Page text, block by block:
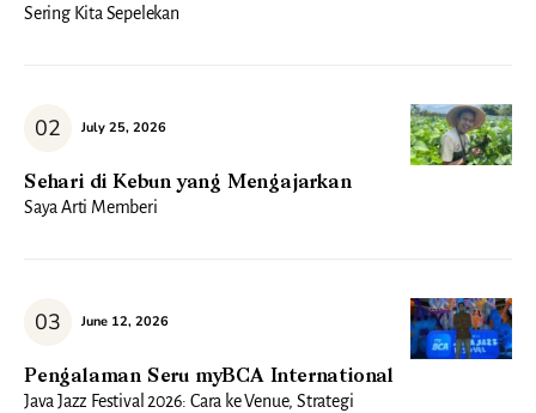
Sering Kita Sepelekan
July 25, 2026
Sehari di Kebun yang Mengajarkan
Saya Arti Memberi
June 12, 2026
Pengalaman Seru myBCA International
Java Jazz Festival 2026: Cara ke Venue, Strategi